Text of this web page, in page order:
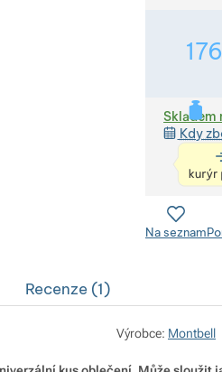
176
Skladem
Kdy
Na seznam
Recenze (1)
Výrobce: Montbell